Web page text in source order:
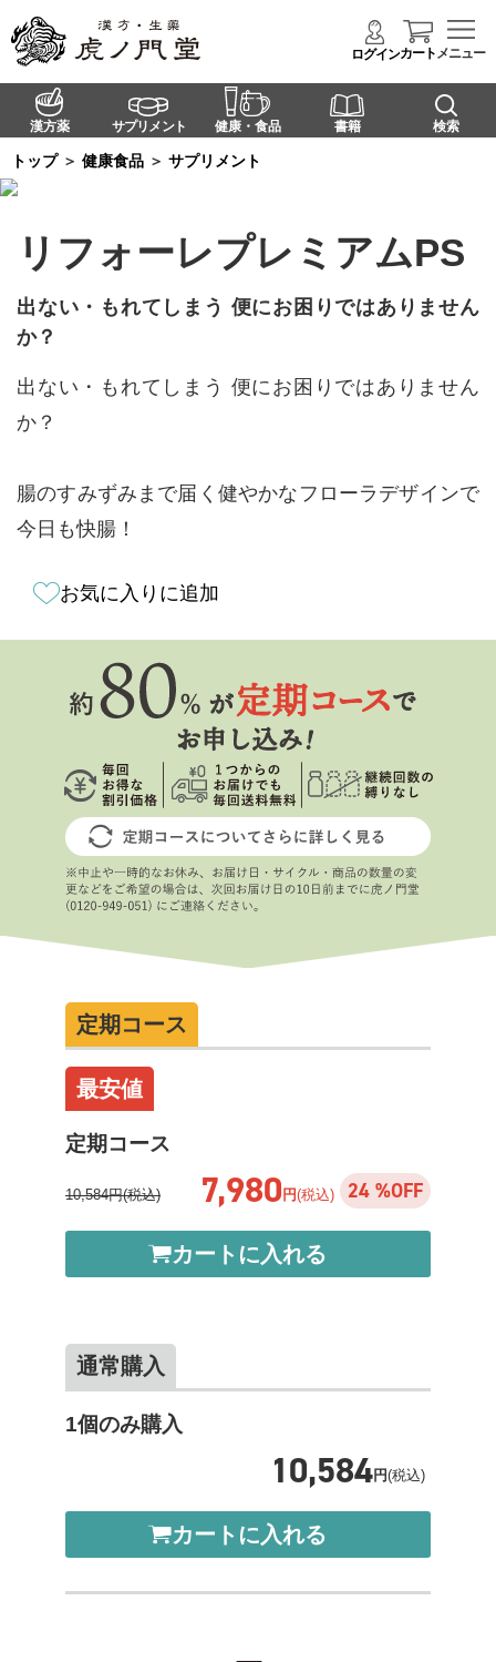
ログインカートメニュー
漢方薬 サプリメント 健康・食品 書籍 検索
トップ ＞ 健康食品 ＞ サプリメント
リフォーレプレミアムPS
出ない・もれてしまう 便にお困りではありません
か？
出ない・もれてしまう 便にお困りではありません
か？
腸のすみずみまで届く健やかなフローラデザインで
今日も快腸！
お気に入りに追加
定期コース
最安値
定期コース
10,584円(税込) 7,980 円(税込) 24 %OFF
カートに入れる
通常購入
1個のみ購入
10,584円(税込)
カートに入れる